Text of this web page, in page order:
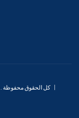
© تشونغشان Deats Technology Co. ، Ltd. كل الحقوق محفوظة .